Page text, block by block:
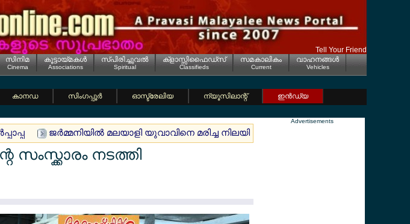
Tell Your Friend
സിനിമ
Cinema
കൂട്ടായ്മകള്‍
Associations
സ്പിരിച്ചുവല്‍
Spiritual
ക്ളാസ്സിഫൈഡ്സ്
Classifieds
സമകാലികം
Current
വാഹനങ്ങള്‍
Vehicles
കാനഡ സിംഗപ്പൂര്‍ ഓസ്ട്രേലിയ ന്യൂസിലാന്റ്
ഇന്‍ഡ്യ
ജര്‍മ്മനിയില്‍ മലയാളി യുവാവിനെ മരിച്ച നിലയില്‍ കണ്ടെത്തി
സംസ്ക്കാരം നടത്തി
Advertisements